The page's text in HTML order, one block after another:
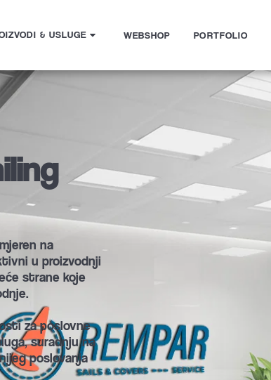
& USLUGE WEBSHOP PORTFOLIO
na
u proizvodnji
strane koje
za poslovne
suradnju na
poslovanja